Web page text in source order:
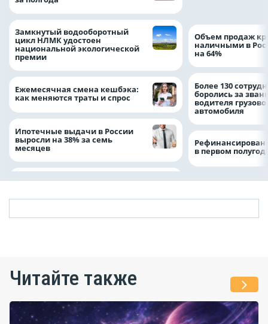
Замкнутый водооборотный
цикл НЛМК удостоен
национальной экологической
премии
Ежемесячная смена кешбэка:
как меняются траты и спрос
Ипотечные выдачи в России
выросли на 38% за семь
месяцев
Объем продаж
наличными в
на 64%
Более 130
боролись за
водителя
автомобиля
в первом
Читайте также